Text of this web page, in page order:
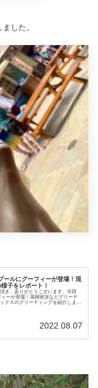
した。
ールにグーフィーが登場！混
子をレポート！
き、ありがとうございます。今回
ーが登場！混雑状況などグリーテ
クスのグリーティングを紹介しまし
2022.08.07